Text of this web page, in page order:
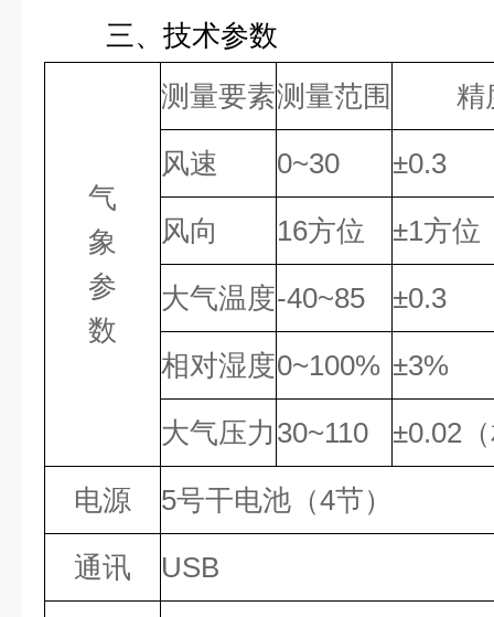
三、技术参数
气
象
参
数
测量要素测量范围 精
风速 0~30 ±0.3
风向 16方位 ±1方位
大气温度-40~85 ±0.3
相对湿度0~100% ±3%
大气压力 30~110 ±0.02
电源 5号干电池（4节）
通讯 USB